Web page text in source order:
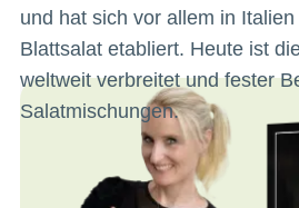
und hat sich vor allem in
Blattsalat etabliert. Heute ist
weltweit verbreitet und fester
Salatmischungen.